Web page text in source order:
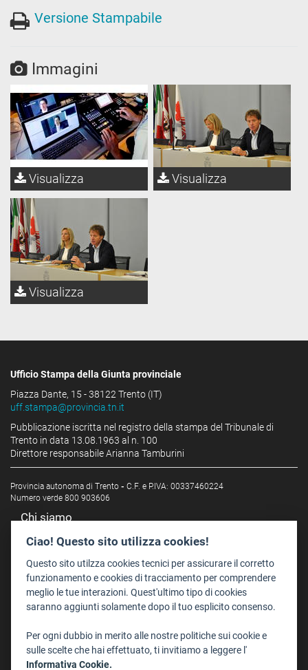
Versione Stampabile
Immagini
Visualizza Visualizza
Visualizza
Ufficio Stampa della Giunta provinciale
Piazza Dante, 15 - 38122 Trento (IT)
uff.stampa@provincia.tn.it
Pubblicazione iscritta nel registro della stampa del Tribunale di
Trento in data 13.08.1963 al n. 100
Direttore responsabile Arianna Tamburini
Provincia autonoma di Trento - C.F. e P.IVA: 00337460224
Numero verde 800 903606
Chi siamo
Redazione
Staff
Format - Centro Audiovisivi
Trentino Film Commission
Dove Siamo
Struttura di riferimento
Ciao! Questo sito utilizza cookies!
Questo sito utilzza cookies tecnici per assicurare il corretto
funzionamento e cookies di tracciamento per comprendere
meglio le tue interazioni. Quest'ultimo tipo di cookies
saranno aggiunti solamente dopo il tuo esplicito consenso.
Per ogni dubbio in merito alle nostre politiche sui cookie e
sulle scelte che hai effettuato, ti invitiamo a leggere l'
Informativa Cookie.